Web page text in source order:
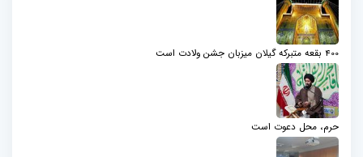
400 بقعه متبرکه گیلان میزبان جشن ولادت است
حرم، محل دعوت است